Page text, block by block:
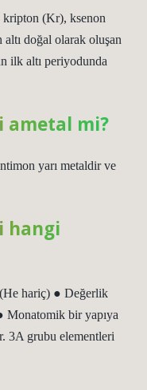
(Kr), ksenon
doğal olarak oluşan
ilk altı periyodunda
ametal mi?
yarı metaldir ve
hangi
(He hariç) ● Değerlik
Monatomik bir yapıya
3A grubu elementleri